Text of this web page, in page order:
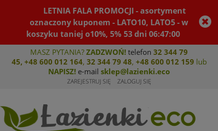
LETNIA FALA PROMOCJI - asortyment
oznaczony kuponem - LATO10, LATO5 - w
koszyku taniej o10%, 5% 53dni06:47:00
MASZ PYTANIA? ZADZWOŃ! telefon 32 344 79
45, +48 600 012 164, 32 344 79 48, +48 600 012 159 lub
NAPISZ! e-mail sklep@lazienki.eco
ZAREJESTRUJ SIĘ ZALOGUJ SIĘ